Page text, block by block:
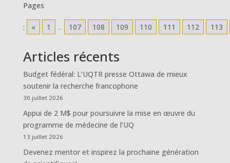
Pages
: « 1 ... 107 108 109 110 111 112 113
Articles récents
Budget fédéral: L’UQTR presse Ottawa de mieux
soutenir la recherche francophone
30 juillet 2026
Appui de 2 M$ pour poursuivre la mise en œuvre du
programme de médecine de l’UQ
13 juillet 2026
Devenez mentor et inspirez la prochaine génération